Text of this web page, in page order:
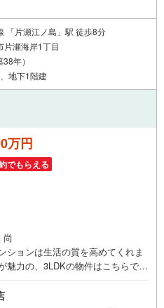
ニーズにあった金融機関をご紹
「片瀬江ノ島」駅 徒歩8分
片瀬海岸1丁目
年）
地下1階建
万円
でもらえる
尚
ションは生活の質を高めてくれま
魅力の、3LDKの物件はこちらで